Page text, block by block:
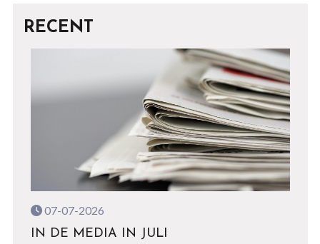
RECENT
07-07-2026
IN DE MEDIA IN JULI